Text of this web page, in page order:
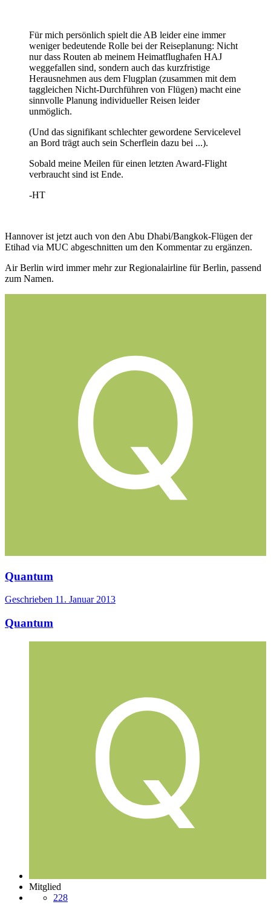
Für mich persönlich spielt die AB leider eine immer
weniger bedeutende Rolle bei der Reiseplanung: Nicht
nur dass Routen ab meinem Heimatflughafen HAJ
weggefallen sind, sondern auch das kurzfristige
Herausnehmen aus dem Flugplan (zusammen mit dem
taggleichen Nicht-Durchführen von Flügen) macht eine
sinnvolle Planung individueller Reisen leider
unmöglich.
(Und das signifikant schlechter gewordene Servicelevel
an Bord trägt auch sein Scherflein dazu bei ...).
Sobald meine Meilen für einen letzten Award-Flight
verbraucht sind ist Ende.
-HT
Hannover ist jetzt auch von den Abu Dhabi/Bangkok-Flügen der
Etihad via MUC abgeschnitten um den Kommentar zu ergänzen.
Air Berlin wird immer mehr zur Regionalairline für Berlin, passend
zum Namen.
Quantum
Geschrieben 11. Januar 2013
Quantum
Mitglied
228